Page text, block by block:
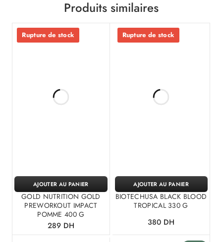
Produits similaires
Rupture de stock
GOLD NUTRITION GOLD
PREWORKOUT IMPACT
POMME 400 G
289 DH
AJOUTER AU PANIER
Rupture de stock
BIOTECHUSA BLACK BLOOD
TROPICAL 330 G
380 DH
AJOUTER AU PANIER